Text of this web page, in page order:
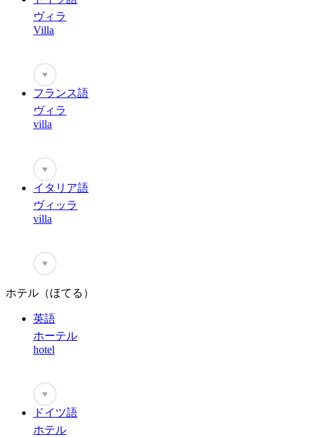
ヴィラ
Villa
♥
フランス語
ヴィラ
villa
♥
イタリア語
ヴィッラ
villa
♥
ホテル（ほてる）
英語
ホーテル
hotel
♥
ドイツ語
ホテル